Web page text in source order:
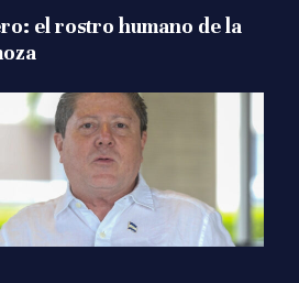
el rostro humano de la